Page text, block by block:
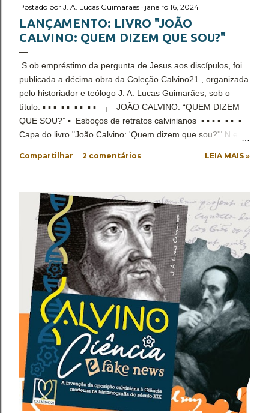
Postado por J. A. Lucas Guimarães janeiro 16, 2024
LANÇAMENTO: LIVRO "JOÃO
CALVINO: QUEM DIZEM QUE SOU?"
S ob empréstimo da pergunta de Jesus aos discípulos, foi
publicada a décima obra da Coleção Calvino21 , organizada
pelo historiador e teólogo J. A. Lucas Guimarães, sob o
título: ▪ ▪ ▪ ▪ ▪ ▪ ▪ ▪ ▪ ┌ JOÃO CALVINO: “QUEM DIZEM
QUE SOU?” ▪ Esboços de retratos calvinianos ▪ ▪ ▪ ▪ ▪ ▪ ▪
Capa do livro "João Calvino: 'Quem dizem que sou?'" N ela
com as identificações à pessoa de João Calvino desde sua
lance de existência atual, é possível que ele fizesse
semelhante indagação, apesar de seu desinteresse por ela
em sua existência. Desse modo, tem início o empenho de
disponibilizar a verdade histórica da identidade e
identificação de João Calvino: advogado, um dos principais
líder da Reforma Protestante do século XVI, pastor na
cidade de Genebra e escritor cristão, com vasta liter...
Compartilhar 2 comentários LEIA MAIS »